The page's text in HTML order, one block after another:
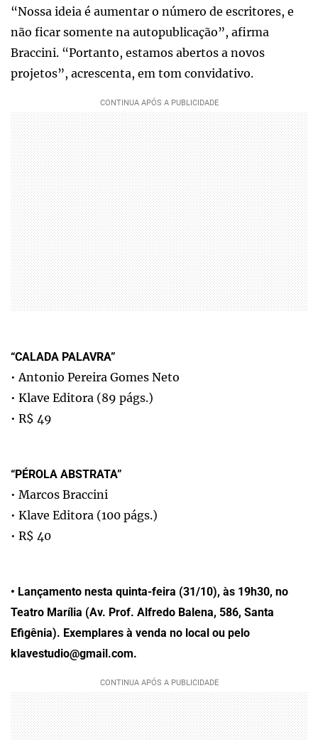
“Nossa ideia é aumentar o número de escritores, e
não ficar somente na autopublicação”, afirma
Braccini. “Portanto, estamos abertos a novos
projetos”, acrescenta, em tom convidativo.
“CALADA PALAVRA”
• Antonio Pereira Gomes Neto
• Klave Editora (89 págs.)
• R$ 49
“PÉROLA ABSTRATA”
• Marcos Braccini
• Klave Editora (100 págs.)
• R$ 40
• Lançamento nesta quinta-feira (31/10), às 19h30, no
Teatro Marília (Av. Prof. Alfredo Balena, 586, Santa
Efigênia). Exemplares à venda no local ou pelo
klavestudio@gmail.com.